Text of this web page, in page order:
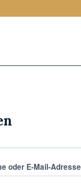
oder E-Mail-Adresse